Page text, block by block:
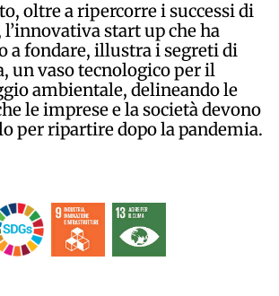
oltre a ripercorre i successi di
l’innovativa start up che ha
a fondare, illustra i segreti di
un vaso tecnologico per il
ambientale, delineando le
le imprese e la società devono
per ripartire dopo la pandemia.